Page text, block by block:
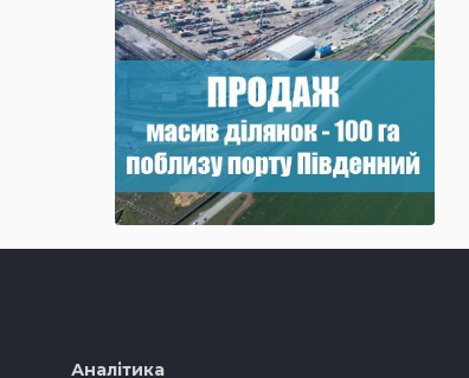
Аналітика